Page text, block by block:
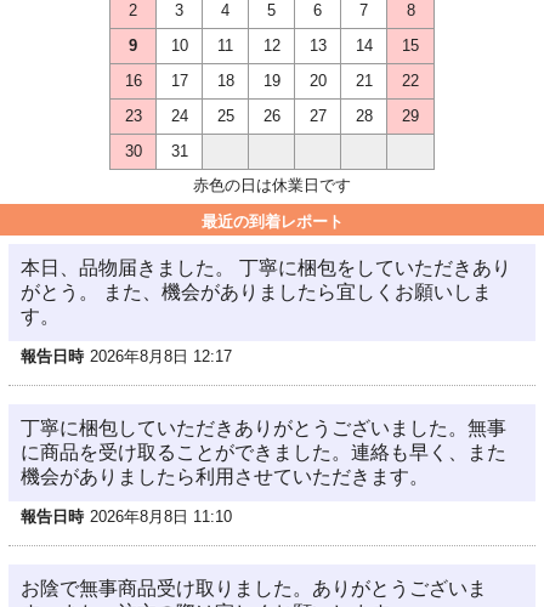
2
3 4 5 6 7
8
9
10 11 12 13 14
15
16
17 18 19 20 21
22
23
24 25 26 27 28
29
30
31
赤色の日は休業日です
最近の到着レポート
本日、品物届きました。 丁寧に梱包をしていただきあり
がとう。 また、機会がありましたら宜しくお願いしま
す。
報告日時 2026年8月8日 12:17
丁寧に梱包していただきありがとうございました。無事
に商品を受け取ることができました。連絡も早く、また
機会がありましたら利用させていただきます。
報告日時 2026年8月8日 11:10
お陰で無事商品受け取りました。ありがとうございま